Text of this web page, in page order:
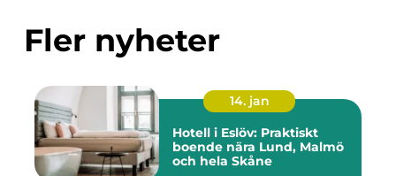
Fler nyheter
14. jan
Hotell i Eslöv: Praktiskt
boende nära Lund, Malmö
och hela Skåne